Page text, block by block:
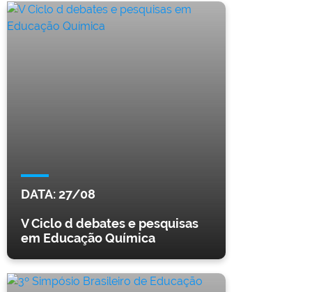
DATA:27/08
V Ciclo d debates e pesquisas
em Educação Química